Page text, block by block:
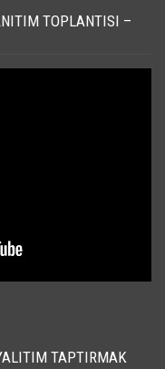
TOPLANTISI –
TAPTIRMAK